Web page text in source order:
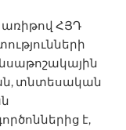
ՀՅԴ
տնտեսական
է,